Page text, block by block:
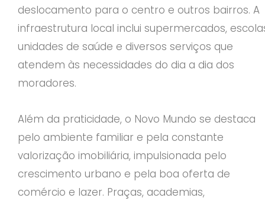
deslocamento para o centro e outros bairros. A
infraestrutura local inclui supermercados,
unidades de saúde e diversos serviços que
atendem às necessidades do dia a dia dos
moradores.
Além da praticidade, o Novo Mundo se destaca
pelo ambiente familiar e pela constante
valorização imobiliária, impulsionada pelo
crescimento urbano e pela boa oferta de
comércio e lazer. Praças, academias,